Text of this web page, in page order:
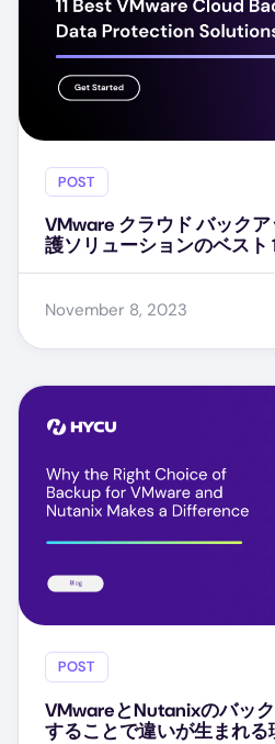
POST
VMware クラウド バック
護ソリューションのベスト
November 8, 2023
POST
VMwareとNutanixのバッ
することで違いが生まれる